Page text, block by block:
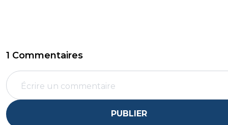
1 Commentaires
PUBLIER